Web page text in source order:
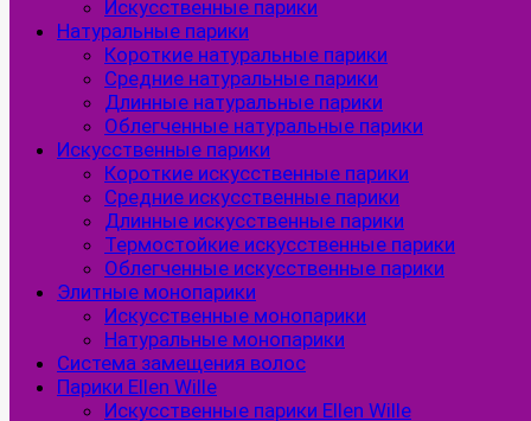
Искусственные парики
Натуральные парики
Короткие натуральные парики
Средние натуральные парики
Длинные натуральные парики
Облегченные натуральные парики
Искусственные парики
Короткие искусственные парики
Средние искусственные парики
Длинные искусственные парики
Термостойкие искусственные парики
Облегченные искусственные парики
Элитные монопарики
Искусственные монопарики
Натуральные монопарики
Система замещения волос
Парики Ellen Wille
Искусственные парики Ellen Wille